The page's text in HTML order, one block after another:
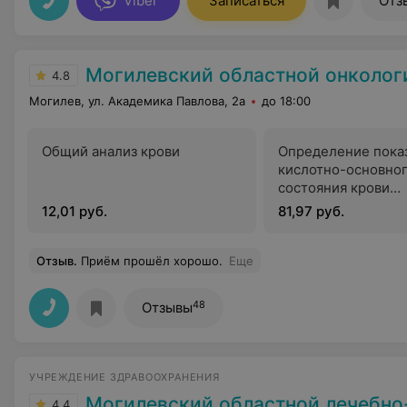
4.8 Могилевский областной онкологический
Могилев, ул. Академика Павлова, 2а до 18:00
Общий анализ крови
12,01 руб.
Определение
кислотно-
состояния крови
посредством
анализаторов
81,97 руб.
Отзыв. Приём прошёл хорошо. Еще
Отзывы48
УЧРЕЖДЕНИЕ ЗДРАВООХРАНЕНИЯ